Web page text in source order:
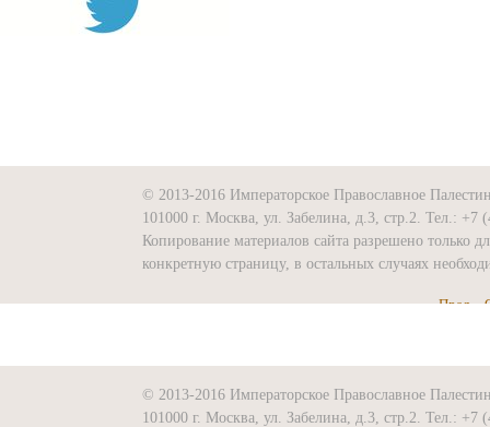
© 2013-2016 Императорское Православное
101000 г. Москва, ул. Забелина, д.3, стр.2. Тел.:
Копирование материалов сайта разрешено только
конкретную страницу, в остальных случаях
Пред.
© 2013-2016 Императорское Православное
101000 г. Москва, ул. Забелина, д.3, стр.2. Тел.: